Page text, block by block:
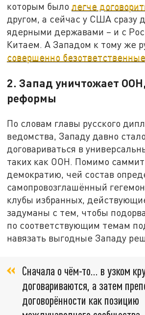
которым былолегче
другом, а сейчас у США сразу
ядерными державами – и с
Китаем. А Западом к тому же
совершенно
2. Запад уничтожает
реформы
По словам главы русского
ведомства, Западу давно
договариваться в
таких как ООН. Помимо
демократию, чей состав
самопровозглашённый
клубы избранных,
задуманы с тем, чтобы
по соответствующим темам
навязать выгодные Западу
Сначала о чём-то… в узком
договариваются, а затем
договорённости как позицию